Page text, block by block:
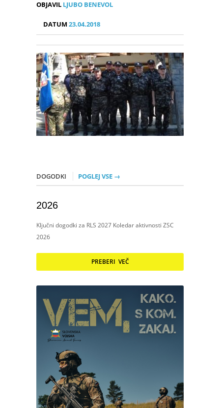
OBJAVIL LJUBO BENEVOL
DATUM23.04.2018
DOGODKI POGLEJ VSE →
2026
Ključni dogodki za RLS 2027 Koledar aktivnosti ZSC
2026
PREBERI VEČ